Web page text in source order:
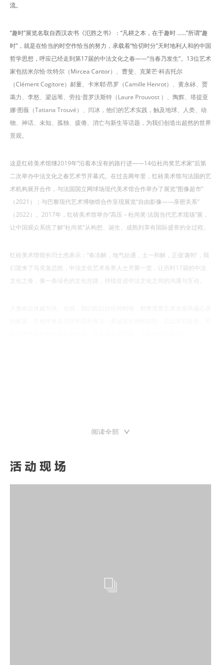
流。
“趣时”展览名取自西汉农书《氾胜之书》：“凡耕之本，在于趣时 ……”所谓“趣
时”，就是在恰当的时空作恰当的努力，承载着“恰切时分”天时地利人和的中国
哲学思想，呼应已经走到第17届的中法文化之春——“当春乃发生”。13位艺术
家包括米尔恰·坎特尔（Mircea Cantor）、曹斐、克莱芒·科吉托尔
（Clément Cogitore）郝量、卡米耶·昂罗（Camille Henrot）、黄永砅、贾
蔼力、李怒、梁远苇、劳拉·普罗沃斯特（Laure Prouvost ）、陶辉、塔提亚
娜·图薇（Tatiana Trouvé）、闫冰，他们的艺术实践，触及地球、人类、动
物、神话、未知、孤独、疲倦、消亡与新生等话题，为我们创造出超然的世界
景观。
这是红砖美术馆继2019年“沿着本没有的路行进——14位杜尚奖艺术家”后第
二次举办中法文化之春艺术节开幕式。在过去两年里，红砖美术馆与法国的艺
术机构展开合作，与法国国立网球场现代美术馆合作举办了展览“图像超市”
（2021）；与巴黎现代艺术博物馆合作呈现展览“自由影像——亲密关系”
（2022）。2017年，红砖美术馆举办“高压 – 杜尚奖·法国当代艺术现场”展，
让中国观众系统了解“杜尚奖”从构想、诞生、成熟到享有国际盛誉的全过程。
红砖美术馆馆长闫士杰表示：“春冻解，地气始通，土一和解，正值‘趣时’，我
们迎来了马克龙总统，中法文化艺术各界人士齐聚一堂，让历时17届的中法
文化之春，像一条绿色的文化丝路，持续促进中法文化之间的沟通与互动。
阅读全部
活动现场